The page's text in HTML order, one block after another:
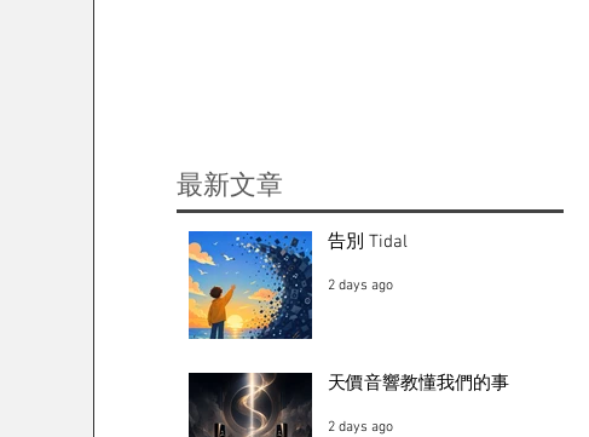
​最新文章
告別 Tidal
2 days ago
天價音響教懂我們的事
2 days ago